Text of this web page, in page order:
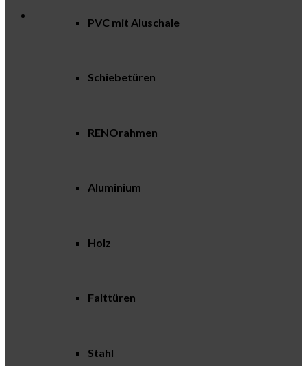
PVC mit Aluschale
Schiebetüren
RENOrahmen
Aluminium
Holz
Falttüren
Stahl